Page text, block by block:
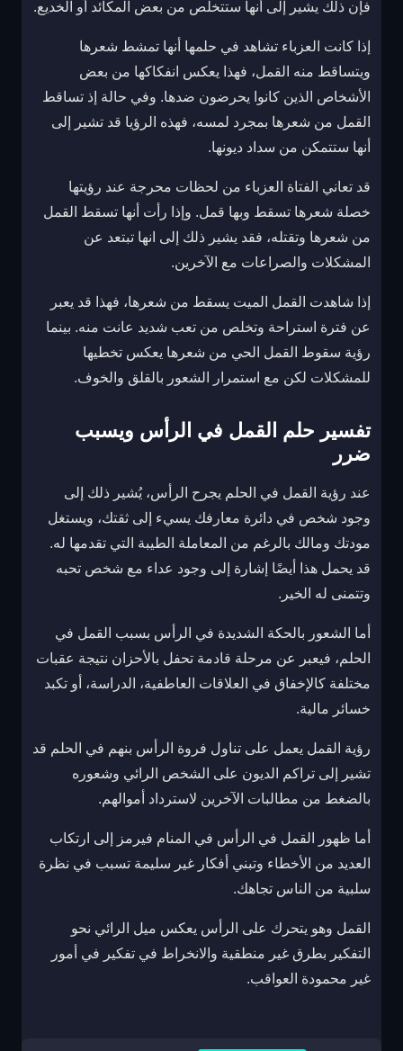
فإن ذلك يشير إلى أنها ستتخلص من بعض المكائد أو الخديع.
إذا كانت العزباء تشاهد في حلمها أنها تمشط شعرها
ويتساقط منه القمل، فهذا يعكس انفكاكها من بعض
الأشخاص الذين كانوا يحرضون ضدها. وفي حالة إذ تساقط
القمل من شعرها بمجرد لمسه، فهذه الرؤيا قد تشير إلى
أنها ستتمكن من سداد ديونها.
قد تعاني الفتاة العزباء من لحظات محرجة عند رؤيتها
خصلة شعرها تسقط وبها قمل. وإذا رأت أنها تسقط القمل
من شعرها وتقتله، فقد يشير ذلك إلى انها تبتعد عن
المشكلات والصراعات مع الآخرين.
إذا شاهدت القمل الميت يسقط من شعرها، فهذا قد يعبر
عن فترة استراحة وتخلص من تعب شديد عانت منه. بينما
رؤية سقوط القمل الحي من شعرها يعكس تخطيها
للمشكلات لكن مع استمرار الشعور بالقلق والخوف.
تفسير حلم القمل في الرأس ويسبب
ضرر
عند رؤية القمل في الحلم يجرح الرأس، يُشير ذلك إلى
وجود شخص في دائرة معارفك يسيء إلى ثقتك، ويستغل
مودتك ومالك بالرغم من المعاملة الطيبة التي تقدمها له.
قد يحمل هذا أيضًا إشارة إلى وجود عداء مع شخص تحبه
وتتمنى له الخير.
أما الشعور بالحكة الشديدة في الرأس بسبب القمل في
الحلم، فيعبر عن مرحلة قادمة تحفل بالأحزان نتيجة عقبات
مختلفة كالإخفاق في العلاقات العاطفية، الدراسة، أو تكبد
خسائر مالية.
رؤية القمل يعمل على تناول فروة الرأس بنهم في الحلم قد
تشير إلى تراكم الديون على الشخص الرائي وشعوره
بالضغط من مطالبات الآخرين لاسترداد أموالهم.
أما ظهور القمل في الرأس في المنام فيرمز إلى ارتكاب
العديد من الأخطاء وتبني أفكار غير سليمة تسبب في نظرة
سلبية من الناس تجاهك.
القمل وهو يتحرك على الرأس يعكس ميل الرائي نحو
التفكير بطرق غير منطقية والانخراط في تفكير في أمور
غير محمودة العواقب.